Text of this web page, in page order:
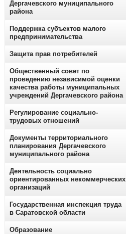
Дергачевского муниципального
района
Поддержка субъектов малого
предпринимательства
Защита прав потребителей
Общественный совет по
проведению независимой оценки
качества работы муниципальных
учреждений Дергачевского района
Регулирование социально-
трудовых отношений
Документы территориального
планирования Дергачевского
муниципального района
Деятельность социально
ориентированных некоммерческих
организаций
Государственная инспекция труда
в Саратовской области
Образование